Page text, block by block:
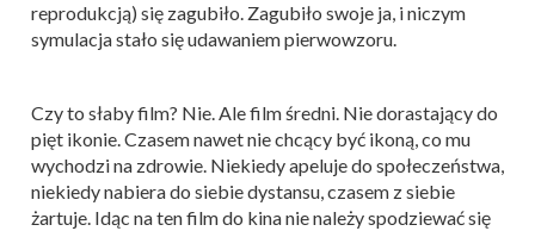
reprodukcją) się zagubiło. Zagubiło swoje ja, i niczym
symulacja stało się udawaniem pierwowzoru.
Czy to słaby film? Nie. Ale film średni. Nie dorastający do
pięt ikonie. Czasem nawet nie chcący być ikoną, co mu
wychodzi na zdrowie. Niekiedy apeluje do społeczeństwa,
niekiedy nabiera do siebie dystansu, czasem z siebie
żartuje. Idąc na ten film do kina nie należy spodziewać się